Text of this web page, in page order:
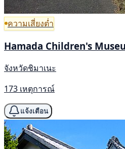
ความเสี่ยงต่ำ
Hamada Children's
จังหวัดชิมาเนะ
173 เหตุการณ์
แจ้งเตือน